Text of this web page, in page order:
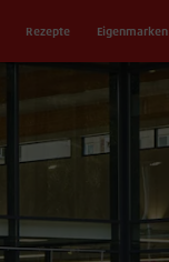
Rezepte Eigenmarken